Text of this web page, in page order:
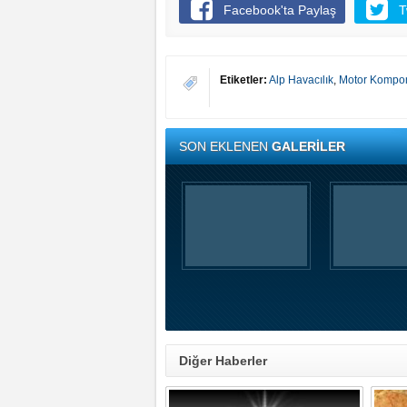
Facebook'ta Paylaş
Etiketler: Alp Havacılık, Motor
SON EKLENENGALERİLER
Diğer Haberler